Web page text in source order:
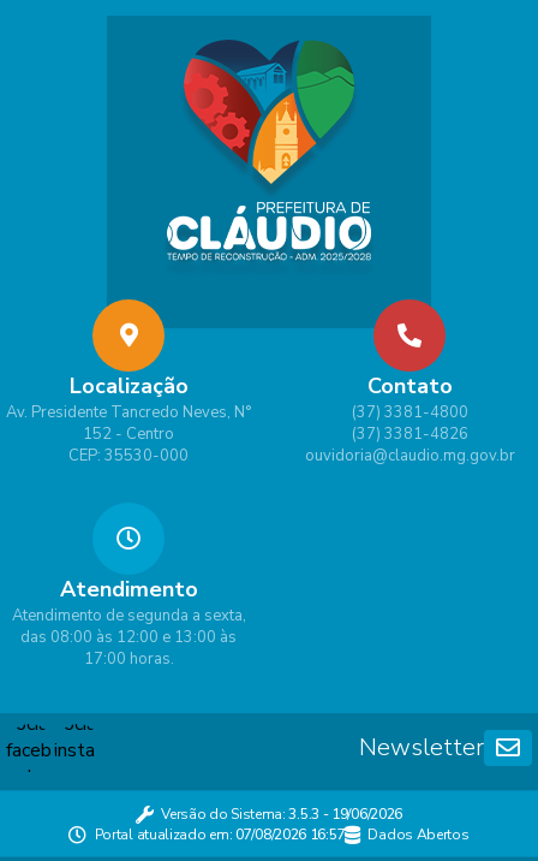
Localização
Av. Presidente Tancredo Neves, N°
152 - Centro
CEP: 35530-000
Contato
(37) 3381-4800
(37) 3381-4826
ouvidoria@claudio.mg.gov.br
Atendimento
Atendimento de segunda a sexta,
das 08:00 às 12:00 e 13:00 às
17:00 horas.
Newsletter
Versão do Sistema:3.5.3 - 19/06/2026
Portal atualizado em:07/08/2026 16:57 Dados Abertos